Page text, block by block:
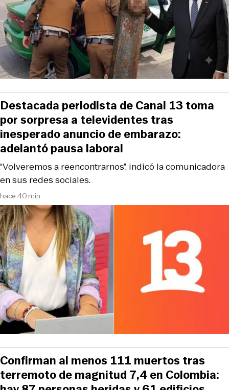
hace 40 min
“Volveremos a reencontrarnos”, indicó la comunicadora
en sus redes sociales.
Destacada periodista de Canal 13 toma
por sorpresa a televidentes tras
inesperado anuncio de embarazo:
adelantó pausa laboral
Confirman al menos 111 muertos tras
terremoto de magnitud 7,4 en Colombia: